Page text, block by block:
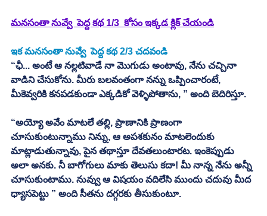
మనసంతా నువ్వే  పెద్ద కథ 1/3  కోసం ఇక్కడ క్లిక్ చేయండి
ఇక మనసంతా నువ్వే  పెద్ద కథ 2/3 చదవండి
“ఛీ... అంటే ఆ నల్లటివాడే నా మొగుడు అంటావు, నేను చచ్చినా
వాడిని చేసుకోను. మీరు బలవంతంగా నన్ను ఒప్పించారంటే,
మీకెవ్వరికి కనపడకుండా ఎక్కడికో వెళ్ళిపోతాను, ” అంది బెదిరిస్తూ.
“అయ్యో అవేం మాటలే తల్లి, ప్రాణానికి ప్రాణంగా
చూసుకుంటున్నాము నిన్ను, ఆ అపశకునం మాటలెందుకు
మాట్లాడుతున్నావు, పైన తథాస్తూ దేవతలుంటారట. ఇంకెప్పుడు
అలా అనకు. నీ బాగోగులు మాకు తెలుసు కదా! మీ నాన్న నేను అన్నీ
చూసుకుంటాము. నువ్వు ఆ విషయం వదిలేసి ముందు చదువు మీద
ధ్యాసపెట్టు ” అంది సీతను దగ్గరకు తీసుకుంటూ.